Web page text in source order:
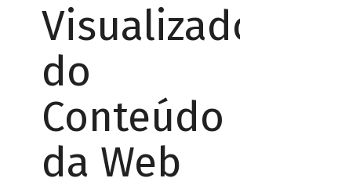
Visualizador
do
Conteúdo
da Web